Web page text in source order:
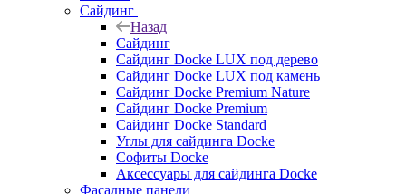
Сайдинг
Назад
Сайдинг
Сайдинг Docke LUX под дерево
Сайдинг Docke LUX под камень
Сайдинг Docke Premium Nature
Сайдинг Docke Premium
Сайдинг Docke Standard
Углы для сайдинга Docke
Софиты Docke
Аксессуары для сайдинга Docke
Фасадные панели